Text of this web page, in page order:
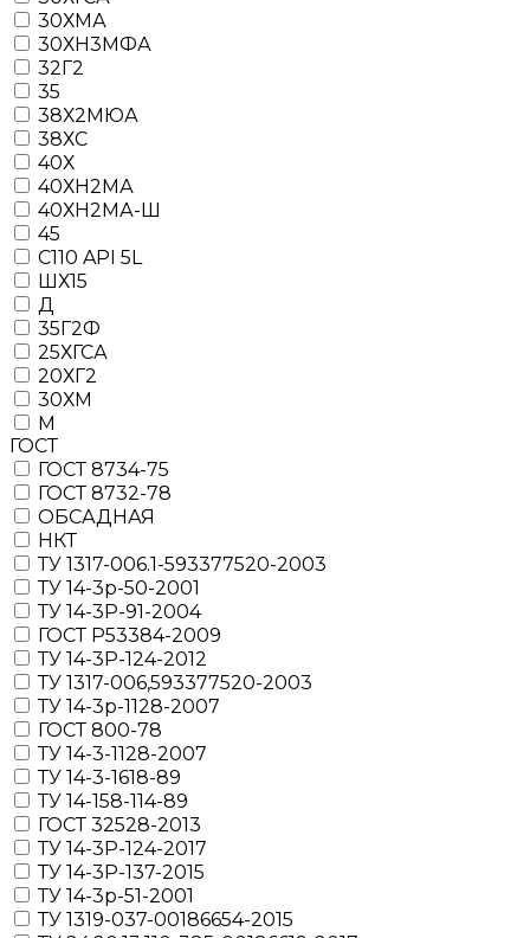
30ХМА
30ХН3МФА
32Г2
35
38Х2МЮА
38ХС
40Х
40ХН2МА
40ХН2МА-Ш
45
C110 API 5L
ШХ15
Д
35Г2Ф
25ХГСА
20ХГ2
30ХМ
М
ГОСТ
ГОСТ 8734-75
ГОСТ 8732-78
ОБСАДНАЯ
НКТ
ТУ 1317-006.1-593377520-2003
ТУ 14-3р-50-2001
ТУ 14-3Р-91-2004
ГОСТ Р53384-2009
ТУ 14-3Р-124-2012
ТУ 1317-006,593377520-2003
ТУ 14-3р-1128-2007
ГОСТ 800-78
ТУ 14-3-1128-2007
ТУ 14-3-1618-89
ТУ 14-158-114-89
ГОСТ 32528-2013
ТУ 14-3Р-124-2017
ТУ 14-3Р-137-2015
ТУ 14-3р-51-2001
ТУ 1319-037-00186654-2015